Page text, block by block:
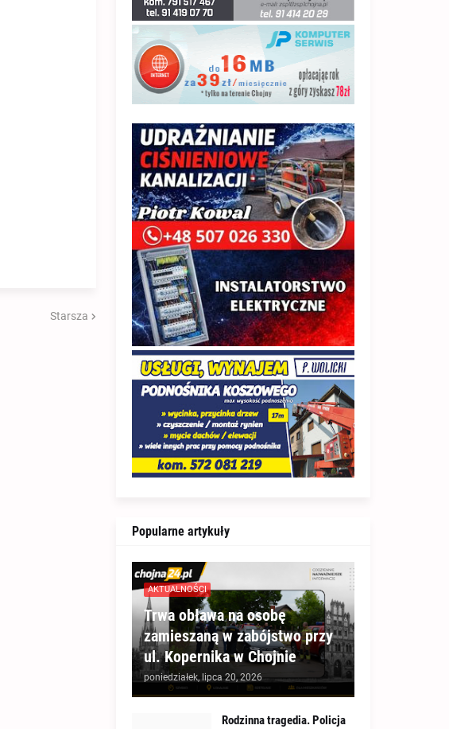
Starsza
Popularne artykuły
AKTUALNOŚCI
Trwa obława na osobę
zamieszaną w zabójstwo przy
ul. Kopernika w Chojnie
poniedziałek, lipca 20, 2026
Rodzinna tragedia. Policja